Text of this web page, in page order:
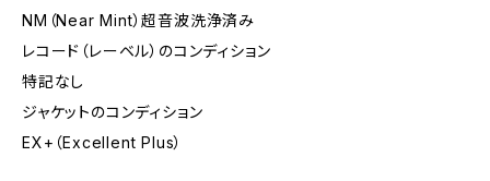
NM（Near Mint）超音波洗浄済み
レコード（レーベル）のコンディション
特記なし
ジャケットのコンディション
EX+（Excellent Plus）